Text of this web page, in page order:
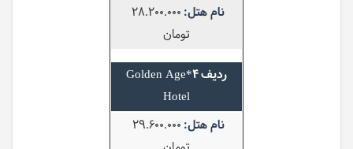
تومان
4*Golden Age
Hotel